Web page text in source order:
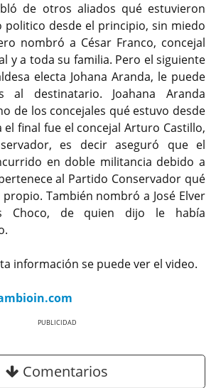
de otros aliados qué estuvieron
politico desde el principio, sin miedo
nombró a César Franco, concejal
y a toda su familia. Pero el siguiente
electa Johana Aranda, le puede
al destinatario. Joahana Aranda
de los concejales qué estuvo desde
final fue el concejal Arturo Castillo,
es decir aseguró que el
en doble militancia debido a
al Partido Conservador qué
También nombró a José Elver
Choco, de quien dijo le había
información se puede ver el video.
Comentarios